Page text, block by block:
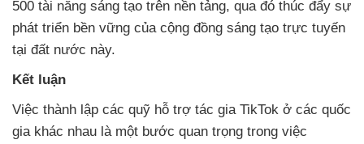
500 tài năng sáng tạo trên nền tảng, qua đó thúc đẩy sự
phát triển bền vững của cộng đồng sáng tạo trực tuyến
tại đất nước này.
Kết luận
Việc thành lập các quỹ hỗ trợ tác gia TikTok ở các quốc
gia khác nhau là một bước quan trọng trong việc